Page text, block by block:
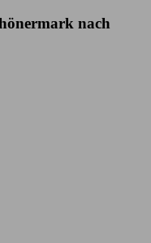
nach